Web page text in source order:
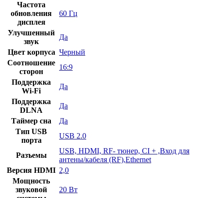
Частота
обновления
дисплея
60 Гц
Улучшенный
звук
Да
Цвет корпуса Черный
Соотношение
сторон
16:9
Поддержка
Wi-Fi
Да
Поддержка
DLNA
Да
Таймер сна
Да
Тип USB
порта
USB 2.0
Разъемы
USB, HDMI, RF- тюнер, CI + ,Вход для
антены/кабеля (RF),Ethernet
Версия HDMI 2,0
Мощность
звуковой
20 Вт